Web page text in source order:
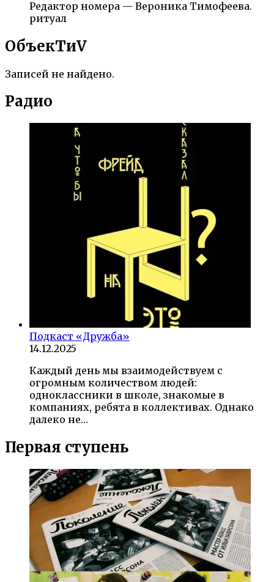
Редактор номера — Вероника Тимофеева.
ритуал
ОбъекTиV
Записей не найдено.
Радио
Подкаст «Дружба»
14.12.2025
Каждый день мы взаимодействуем с
огромным количеством людей:
одноклассники в школе, знакомые в
компаниях, ребята в коллективах. Однако
далеко не…
Первая ступень